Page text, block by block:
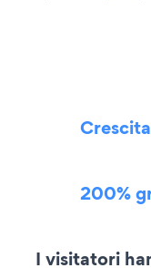
200%
I visitatori